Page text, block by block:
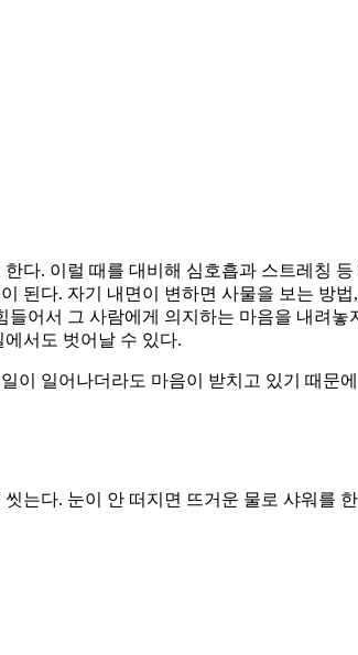
다. 이럴 때를 대비해 심호흡과 스트레칭
된다. 자기 내면이 변하면 사물을 보는 방
어서 그 사람에게 의지하는 마음을 내려
서도 벗어날 수 있다.
이 일어나더라도 마음이 받치고 있기 때문
는다. 눈이 안 떠지면 뜨거운 물로 샤워를